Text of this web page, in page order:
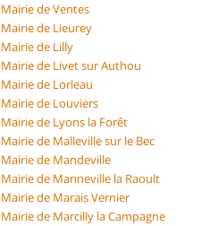
Mairie de Ventes
Mairie de Lieurey
Mairie de Lilly
Mairie de Livet sur Authou
Mairie de Lorleau
Mairie de Louviers
Mairie de Lyons la Forêt
Mairie de Malleville sur le Bec
Mairie de Mandeville
Mairie de Manneville la Raoult
Mairie de Marais Vernier
Mairie de Marcilly la Campagne